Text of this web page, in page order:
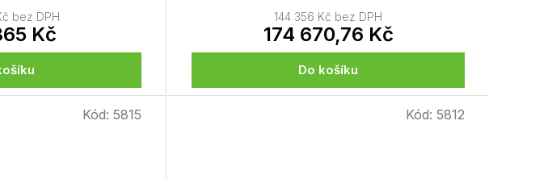
bez DPH
Kč
144 356 Kč bez DPH
174 670,76 Kč
Do košíku
Kód: 5815 Kód: 5812